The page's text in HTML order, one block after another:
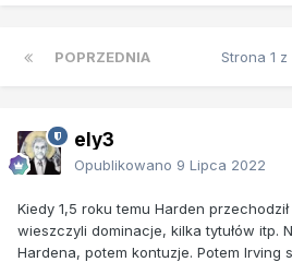
POPRZEDNIA Strona 1 z
ely3
Opublikowano 9 Lipca 2022
Kiedy 1,5 roku temu Harden
wieszczyli dominacje, kilka tytułów itp.
Hardena, potem kontuzje. Potem Irving